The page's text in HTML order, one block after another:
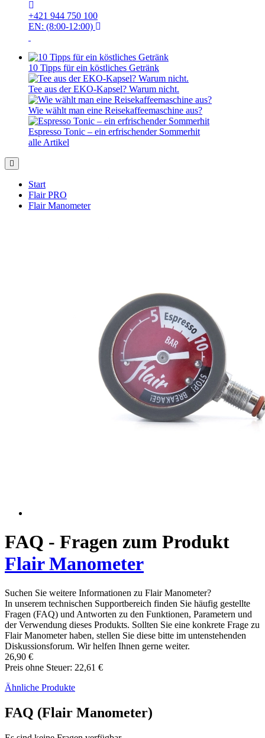
+421 944 750 100
EN: (8:00-12:00)
10 Tipps für ein köstliches Getränk
Tee aus der EKO-Kapsel? Warum nicht.
Wie wählt man eine Reisekaffeemaschine aus?
Espresso Tonic – ein erfrischender Sommerhit
alle Artikel
Start
Flair PRO
Flair Manometer
FAQ - Fragen zum Produkt
Flair Manometer
Suchen Sie weitere Informationen zu Flair Manometer?
In unserem technischen Supportbereich finden Sie häufig gestellte
Fragen (FAQ) und Antworten zu den Funktionen, Parametern und
der Verwendung dieses Produkts. Sollten Sie eine konkrete Frage zu
Flair Manometer haben, stellen Sie diese bitte im untenstehenden
Diskussionsforum. Wir helfen Ihnen gerne weiter.
26,90 €
Preis ohne Steuer: 22,61 €
Ähnliche Produkte
FAQ (Flair Manometer)